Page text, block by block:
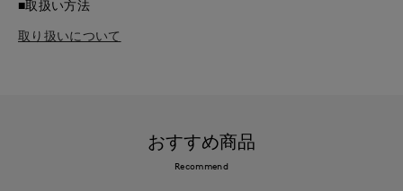
■取扱い方法
取り扱いについて
おすすめ商品
Recommend